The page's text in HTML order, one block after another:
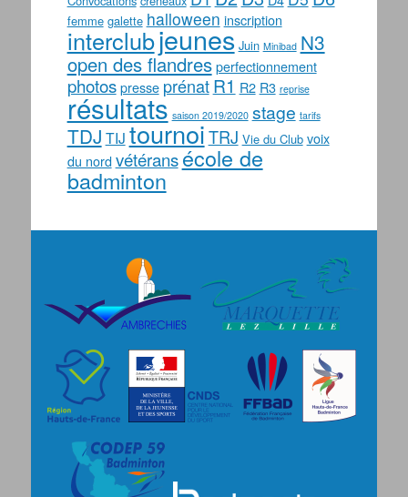
femme galette halloween inscription
interclubjeunes Juin Minibad N3
open des flandres perfectionnement
photos presse prénat R1 R2 R3 reprise
résultats saison 2019/2020 stage tarifs
TDJ TIJ tournoiTRJ Vie du Club voix
du nord vétéransécole de
badminton